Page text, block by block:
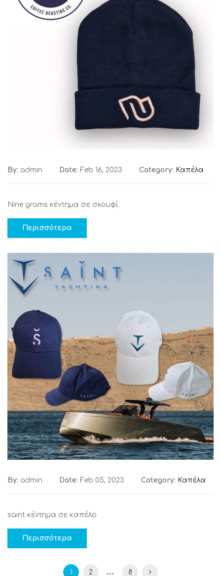
By: admin Date: Feb 16, 2023 Category: Καπέλα
Nine grams κέντημα σε σκουφί
Περισσότερα
By: admin Date: Feb 05, 2023 Category: Καπέλα
saint κέντημα σε καπέλο
Περισσότερα
1 2 … 8